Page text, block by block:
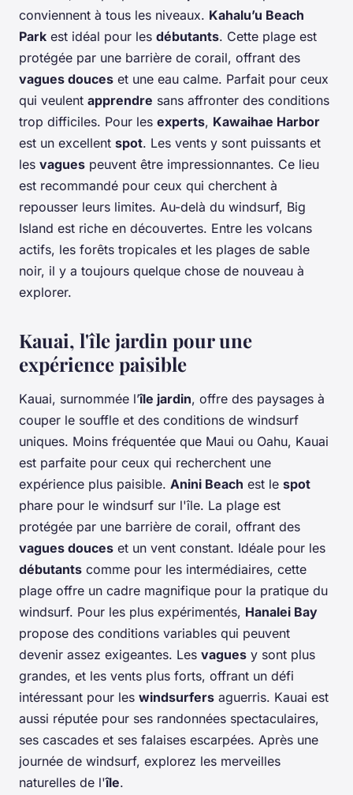
conviennent à tous les niveaux. Kahalu’u Beach
Park est idéal pour les débutants. Cette plage est
protégée par une barrière de corail, offrant des
vagues douces et une eau calme. Parfait pour ceux
qui veulent apprendre sans affronter des conditions
trop difficiles. Pour les experts, Kawaihae Harbor
est un excellent spot. Les vents y sont puissants et
les vagues peuvent être impressionnantes. Ce lieu
est recommandé pour ceux qui cherchent à
repousser leurs limites. Au-delà du windsurf, Big
Island est riche en découvertes. Entre les volcans
actifs, les forêts tropicales et les plages de sable
noir, il y a toujours quelque chose de nouveau à
explorer.
Kauai, l'île jardin pour une
expérience paisible
Kauai, surnommée l’île jardin, offre des paysages à
couper le souffle et des conditions de windsurf
uniques. Moins fréquentée que Maui ou Oahu, Kauai
est parfaite pour ceux qui recherchent une
expérience plus paisible. Anini Beach est le spot
phare pour le windsurf sur l'île. La plage est
protégée par une barrière de corail, offrant des
vagues douces et un vent constant. Idéale pour les
débutants comme pour les intermédiaires, cette
plage offre un cadre magnifique pour la pratique du
windsurf. Pour les plus expérimentés, Hanalei Bay
propose des conditions variables qui peuvent
devenir assez exigeantes. Les vagues y sont plus
grandes, et les vents plus forts, offrant un défi
intéressant pour les windsurfers aguerris. Kauai est
aussi réputée pour ses randonnées spectaculaires,
ses cascades et ses falaises escarpées. Après une
journée de windsurf, explorez les merveilles
naturelles de l'île.